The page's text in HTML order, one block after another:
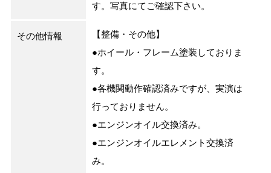
す。写真にてご確認下さい。
その他情報
【整備・その他】
●ホイール・フレーム塗装しておりま
す。
●各機関動作確認済みですが、実演は
行っておりません。
●エンジンオイル交換済み。
●エンジンオイルエレメント交換済
み。